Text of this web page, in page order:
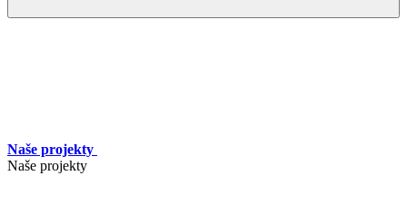
Naše projekty
Naše projekty